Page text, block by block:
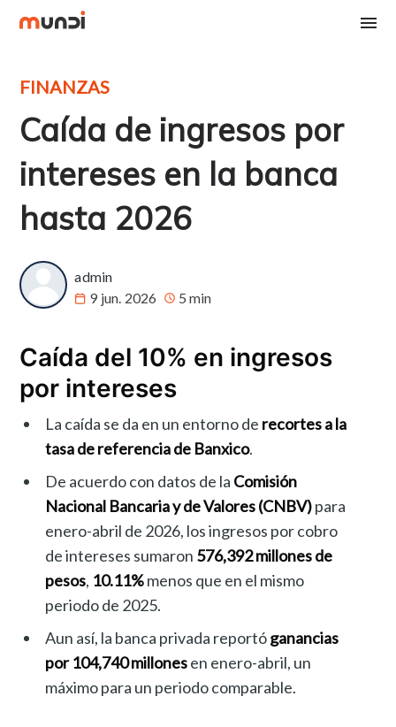
FINANZAS
Caída de ingresos por
intereses en la banca
hasta 2026
admin
9 jun. 2026
5 min
Caída del 10% en ingresos
por intereses
La caída se da en un entorno de recortes a la
tasa de referencia de Banxico.
De acuerdo con datos de la Comisión
Nacional Bancaria y de Valores (CNBV)para
enero-abril de 2026, los ingresos por cobro
de intereses sumaron 576,392 millones de
pesos, 10.11%menos que en el mismo
periodo de 2025.
Aun así, la banca privada reportóganancias
por 104,740 millonesen enero-abril, un
máximo para un periodo comparable.